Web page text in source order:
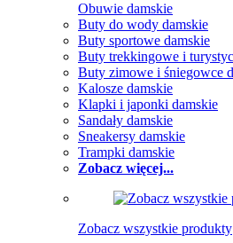
Obuwie damskie
Buty do wody damskie
Buty sportowe damskie
Buty trekkingowe i
Buty zimowe i śniegowce
Kalosze damskie
Klapki i japonki damskie
Sandały damskie
Sneakersy damskie
Trampki damskie
Zobacz więcej...
Zobacz wszystkie produkty